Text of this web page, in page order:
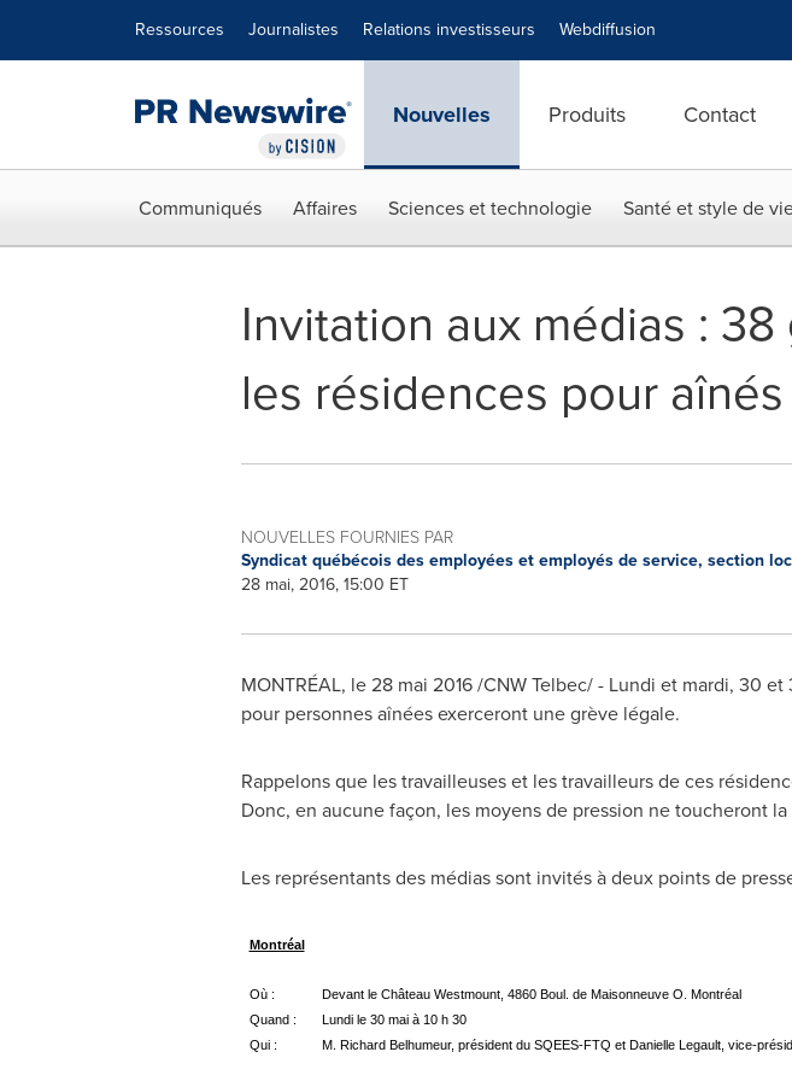
Ressources Journalistes Relations investisseurs Webdiffusion
Nouvelles Produits Contact
Communiqués Affaires Sciences et technologie Santé et style de
Invitation aux médias :
les résidences pour aînés
NOUVELLES FOURNIES PAR
Syndicat québécois des employées et employés de service, section
28 mai, 2016, 15:00 ET
MONTRÉAL, le 28 mai 2016 /CNW Telbec/ - Lundi et mardi, 30
pour personnes aînées exerceront une grève légale.
Rappelons que les travailleuses et les travailleurs de ces
Donc, en aucune façon, les moyens de pression ne toucheront
Les représentants des médias sont invités à deux points de
Montréal
Où :
Devant le Château Westmount, 4860 Boul. de Maisonneuve O. Montréal
Quand :
Lundi le 30 mai à 10 h 30
Qui :
M. Richard Belhumeur, président du SQEES-FTQ et Danielle Legault, vice-